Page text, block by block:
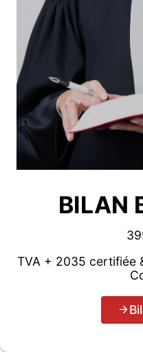
BILAN
TVA + 2035 certifiée